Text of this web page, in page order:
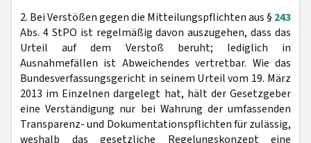
2. Bei Verstößen gegen die Mitteilungspflichten aus § 243
Abs. 4 StPO ist regelmäßig davon auszugehen, dass das
Urteil auf dem Verstoß beruht; lediglich in
Ausnahmefällen ist Abweichendes vertretbar. Wie das
Bundesverfassungsgericht in seinem Urteil vom 19. März
2013 im Einzelnen dargelegt hat, hält der Gesetzgeber
eine Verständigung nur bei Wahrung der umfassenden
Transparenz- und Dokumentationspflichten für zulässig,
weshalb das gesetzliche Regelungskonzept eine